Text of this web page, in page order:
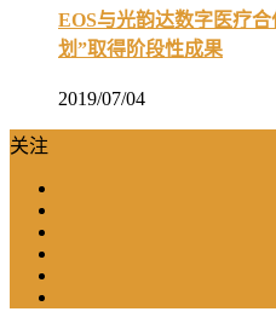
EOS与光韵达数字医疗
划”取得阶段性成果
2019/07/04
关注